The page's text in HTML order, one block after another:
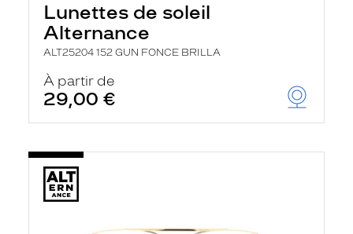
Lunettes de soleil
Alternance
ALT25204 152 GUN FONCE BRILLA
À partir de
29,00 €